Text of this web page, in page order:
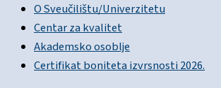
O Sveučilištu/Univerzitetu
Centar za kvalitet
Akademsko osoblje
Certifikat boniteta izvrsnosti 2026.